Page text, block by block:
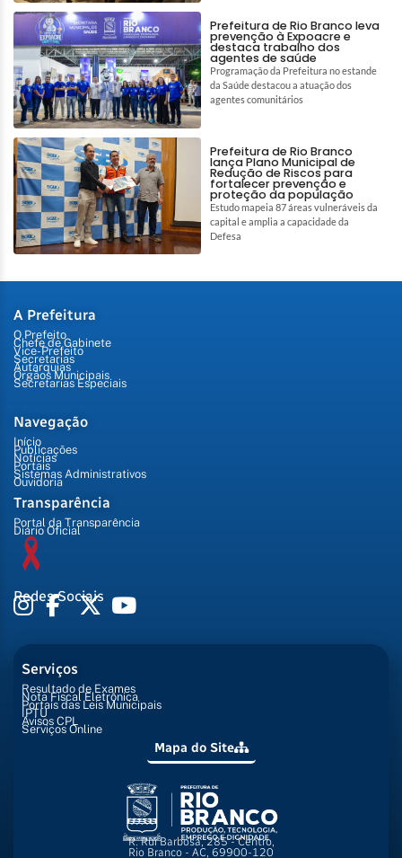
Prefeitura de Rio Branco leva
prevenção à Expoacre e
destaca trabalho dos
agentes de saúde
Programação da Prefeitura no estande
da Saúde destacou a atuação dos
agentes comunitários
Prefeitura de Rio Branco
lança Plano Municipal de
Redução de Riscos para
fortalecer prevenção e
proteção da população
Estudo mapeia 87 áreas vulneráveis da
capital e amplia a capacidade da
Defesa
A Prefeitura
O Prefeito
Chefe de Gabinete
Vice-Prefeito
Secretarias
Autarquias
Órgãos Municipais
Secretarias Especiais
Navegação
Início
Publicações
Notícias
Portais
Sistemas Administrativos
Ouvidoria
Transparência
Portal da Transparência
Diário Oficial
Redes Sociais
Serviços
Resultado de Exames
Nota Fiscal Eletrônica
Portais das Leis Municipais
IPTU
Avisos CPL
Serviços Online
Mapa do Site
R. Rui Barbosa, 285 - Centro,
Rio Branco - AC, 69900-120